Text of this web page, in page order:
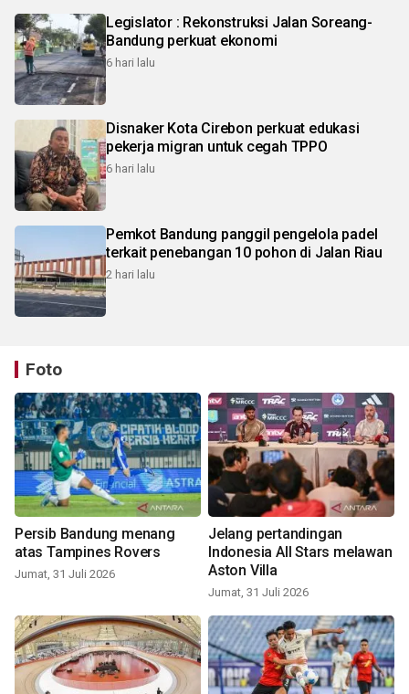
Legislator : Rekonstruksi Jalan Soreang-
Bandung perkuat ekonomi
6 hari lalu
Disnaker Kota Cirebon perkuat edukasi
pekerja migran untuk cegah TPPO
6 hari lalu
Pemkot Bandung panggil pengelola padel
terkait penebangan 10 pohon di Jalan Riau
2 hari lalu
Foto
Persib Bandung menang
atas Tampines Rovers
Jumat, 31 Juli 2026
Jelang pertandingan
Indonesia All Stars melawan
Aston Villa
Jumat, 31 Juli 2026